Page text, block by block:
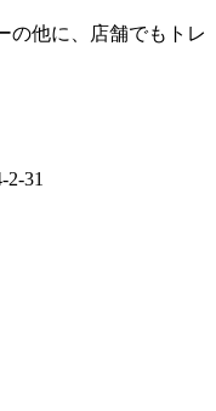
の他に、店舗でもトレ
31